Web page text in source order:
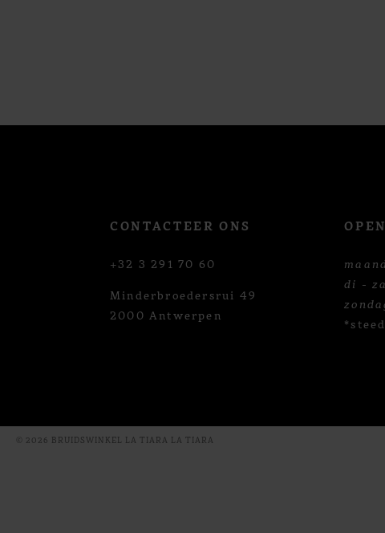
CONTACTEER ONS
+32 3 291 70 60
Minderbroedersrui 49
2000 Antwerpen
di -
© 2026 BRUIDSWINKEL LA TIARA LA TIARA